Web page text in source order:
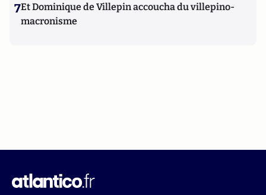
7Et Dominique de Villepin accoucha du villepino-
macronisme